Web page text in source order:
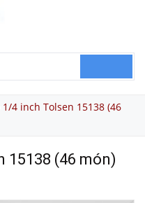
4 inch Tolsen 15138 (46
15138 (46 món)